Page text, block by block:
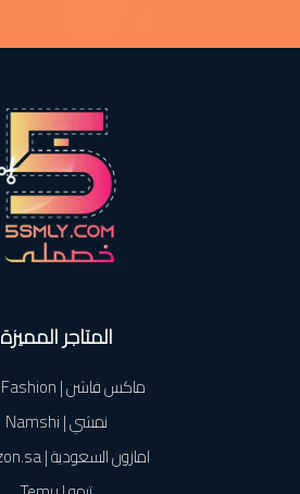
المتاجر المميزة
ماكس فاشن | Max Fashion
نمشي | Namshi
امازون السعودية | Amazon.sa